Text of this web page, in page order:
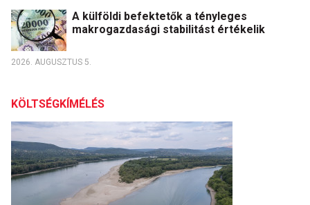
A külföldi befektetők a tényleges
makrogazdasági stabilitást értékelik
2026. AUGUSZTUS 5.
KÖLTSÉGKÍMÉLÉS